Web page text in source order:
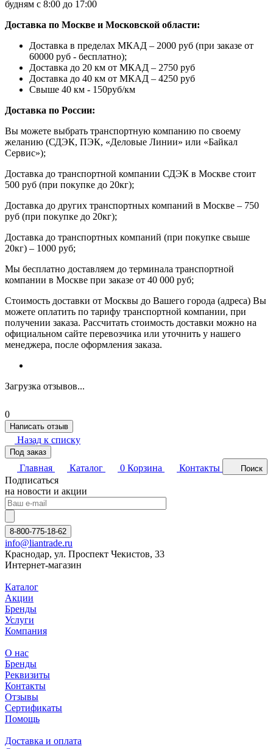
будням с 8:00 до 17:00
Доставка по Москве и Московской области:
Доставка в пределах МКАД – 2000 руб (при заказе от
60000 руб - бесплатно);
Доставка до 20 км от МКАД – 2750 руб
Доставка до 40 км от МКАД – 4250 руб
Свыше 40 км - 150руб/км
Доставка по России:
Вы можете выбрать транспортную компанию по своему
желанию (СДЭК, ПЭК, «Деловые Линии» или «Байкал
Сервис»);
Доставка до транспортной компании СДЭК в Москве стоит
500 руб (при покупке до 20кг);
Доставка до других транспортных компаний в Москве – 750
руб (при покупке до 20кг);
Доставка до транспортных компаний (при покупке свыше
20кг) – 1000 руб;
Мы бесплатно доставляем до терминала транспортной
компании в Москве при заказе от 40 000 руб;
Стоимость доставки от Москвы до Вашего города (адреса) Вы
можете оплатить по тарифу транспортной компании, при
получении заказа. Рассчитать стоимость доставки можно на
официальном сайте перевозчика или уточнить у нашего
менеджера, после оформления заказа.
Загрузка отзывов...
0
Написать отзыв
Назад к списку
Под заказ
Главная Каталог 0 Корзина Контакты Поиск
Подписаться
на новости и акции
8-800-775-18-62
info@liantrade.ru
Краснодар, ул. Проспект Чекистов, 33
Интернет-магазин
Каталог
Акции
Бренды
Услуги
Компания
О нас
Бренды
Реквизиты
Контакты
Отзывы
Сертификаты
Помощь
Доставка и оплата